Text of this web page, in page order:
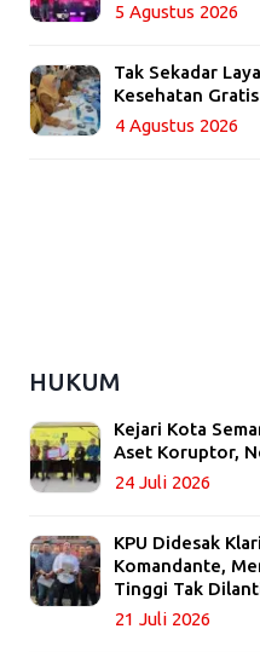
5 Agustus 2026
Tak Sekadar
Kesehatan
4 Agustus 2026
HUKUM
Kejari Kota
Aset Koruptor,
24 Juli 2026
KPU Didesak
Komandante,
Tinggi Tak
21 Juli 2026